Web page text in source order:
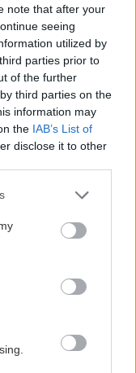
note that after your
seeing
utilized by
parties prior to
of the further
third parties on the
information may
the IAB’s List of
disclose it to other
or more Google
You may click to
party tags to
in below Google
nechať textíliu,
cesnak pred
Odpovedá
záhradkárka
modernú
Vďaka